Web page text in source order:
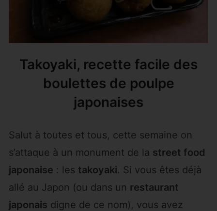
Takoyaki, recette facile des
boulettes de poulpe
japonaises
Salut à toutes et tous, cette semaine on
s’attaque à un monument de la street food
japonaise : les takoyaki. Si vous êtes déjà
allé au Japon (ou dans un restaurant
japonais digne de ce nom), vous avez